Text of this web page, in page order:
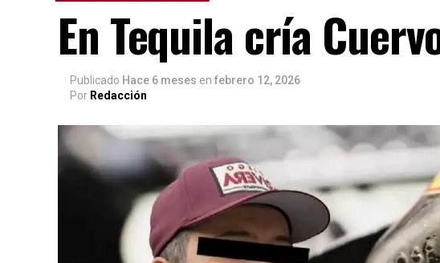
En Tequila cría
Publicado Hace 6 meses en febrero 12, 2026
Por Redacción